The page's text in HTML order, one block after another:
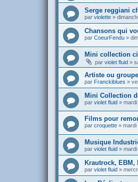
Serge reggiani
par violette »
Chansons qui
par CoeurFendu »
Mini collection
par violet fluid »
Artiste ou
par Franckiblues »
Mini Collection
par violet fluid »
Films pour
par croquette » mardi
Musique
par violet fluid »
Krautrock,
par violet fluid »